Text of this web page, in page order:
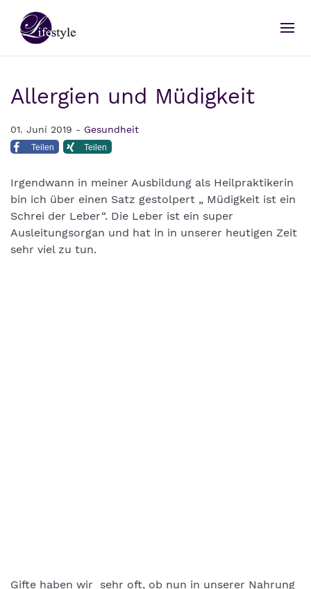
Allergien und Müdigkeit
01. Juni 2019 - Gesundheit
Teilen Teilen
Irgendwann in meiner Ausbildung als Heilpraktikerin
bin ich über einen Satz gestolpert „ Müdigkeit ist ein
Schrei der Leber“. Die Leber ist ein super
Ausleitungsorgan und hat in in unserer heutigen Zeit
sehr viel zu tun.
Gifte haben wir sehr oft, ob nun in unserer Nahrung